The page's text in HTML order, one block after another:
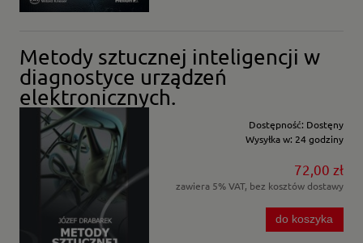
Metody sztucznej inteligencji w
diagnostyce urządzeń
elektronicznych.
Dostępność: Dostęny
Wysyłka w: 24 godziny
72,00 zł
zawiera 5% VAT, bez kosztów dostawy
do koszyka